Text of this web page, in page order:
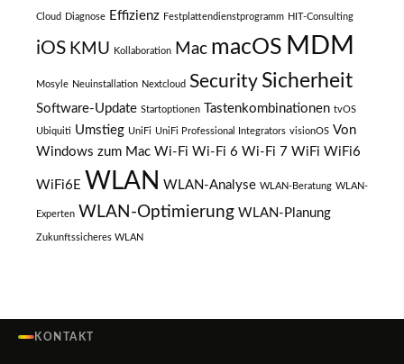
Cloud Diagnose Effizienz Festplattendienstprogramm HIT-Consulting
iOS KMU Kollaboration Mac macOS MDM
Mosyle Neuinstallation Nextcloud Security Sicherheit
Software-Update Startoptionen Tastenkombinationen tvOS
Ubiquiti Umstieg UniFi UniFi Professional Integrators visionOS Von
Windows zum Mac Wi-Fi Wi-Fi 6 Wi-Fi 7 WiFi WiFi6
WiFi6E WLAN WLAN-Analyse WLAN-Beratung WLAN-
Experten WLAN-Optimierung WLAN-Planung
Zukunftssicheres WLAN
KONTAKT